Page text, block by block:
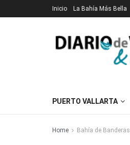
Inicio La Bahía Más Bella
PUERTO VALLARTA
Home Bahía de Banderas